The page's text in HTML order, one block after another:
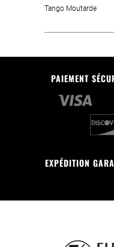
Tango Moutarde
PAIEMENT
EXPÉDITION